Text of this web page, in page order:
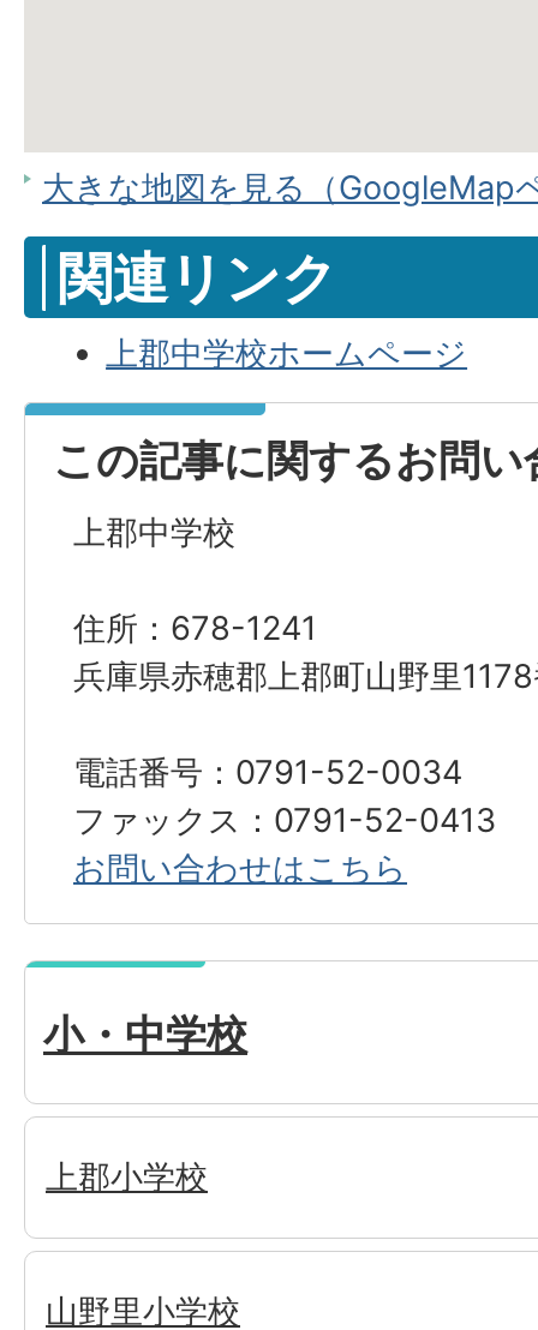
大きな地図を見る（GoogleMap
関連リンク
上郡中学校ホームページ
この記事に関するお問い
上郡中学校
住所：678-1241
兵庫県赤穂郡上郡町山野里
電話番号：0791-52-0034
ファックス：0791-52-0413
お問い合わせはこちら
小・中学校
上郡小学校
山野里小学校